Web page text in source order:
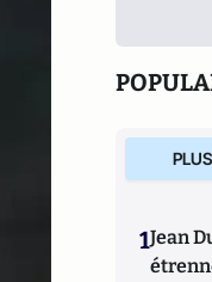
1Jean